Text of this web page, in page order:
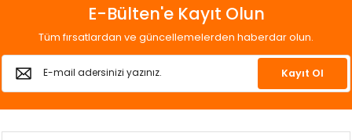
E-Bülten'e Kayıt Olun
Tüm fırsatlardan ve güncellemelerden haberdar olun.
Kayıt Ol